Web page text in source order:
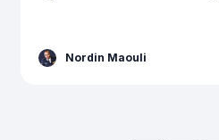
Nordin Maouli